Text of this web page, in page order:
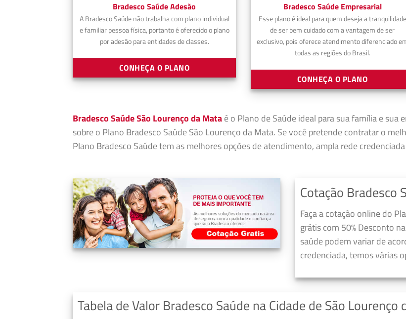
Bradesco Saúde Adesão
A Bradesco Saúde não trabalha com plano individual
e familiar pessoa física, portanto é oferecido o plano
por adesão para entidades de classes.
CONHEÇA O PLANO
Bradesco Saúde Empresarial
Esse plano é ideal para quem deseja a tranquilidade
de ser bem cuidado com a vantagem de ser
exclusivo, pois oferece atendimento diferenciado
todas as regiões do Brasil.
CONHEÇA O PLANO
Bradesco Saúde São Lourenço da Mataé o Plano de Saúde ideal para sua família e sua
sobre o Plano Bradesco Saúde São Lourenço da Mata. Se você pretende contratar o
Plano Bradesco Saúde tem as melhores opções de atendimento, ampla rede
Cotação Bradesco
Faça a cotação online do
grátis com 50% Desconto
saúde podem variar de
credenciada, temos várias
Tabela de Valor Bradesco Saúde na Cidade de São Lourenço